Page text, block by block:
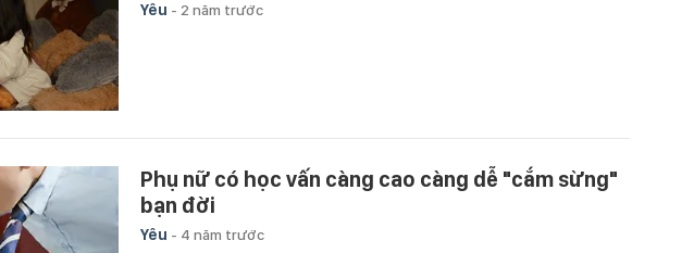
Yêu - 2 năm trước
Phụ nữ có học vấn càng cao càng dễ "cắm sừng"
bạn đời
Yêu - 4 năm trước